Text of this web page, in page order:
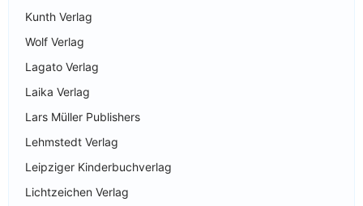
Kunth Verlag
Wolf Verlag
Lagato Verlag
Laika Verlag
Lars Müller Publishers
Lehmstedt Verlag
Leipziger Kinderbuchverlag
Lichtzeichen Verlag